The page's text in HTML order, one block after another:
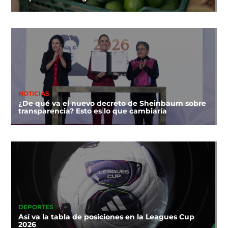
NOTICIAS
¿De qué va el nuevo decreto de Sheinbaum sobre
transparencia? Esto es lo que cambiaría
DEPORTES
Así va la tabla de posiciones en la Leagues Cup
2026